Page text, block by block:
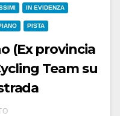
IN EVIDENZA
PISTA
(Ex provincia
Team su